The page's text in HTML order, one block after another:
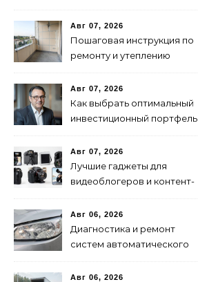
поддержки бизнеса в
России
Авг 07, 2026
Пошаговая инструкция по
ремонту и утеплению
Авг 07, 2026
Как выбрать оптимальный
инвестиционный портфель
Авг 07, 2026
Лучшие гаджеты для
видеоблогеров и контент-
Авг 06, 2026
Диагностика и ремонт
систем автоматического
советы и рекомендации
Авг 06, 2026